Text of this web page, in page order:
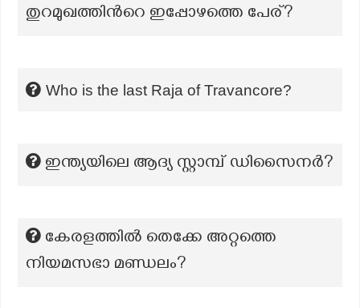
തുറമുഖത്തിന്‍റെ ഇപ്പോഴത്തെ പേര്?
Who is the last Raja of Travancore?
ഇന്ത്യയിലെ ആദ്യ സ്റ്റാമ്പ് ഡിസൈനർ?
കേരളത്തില്‍ തെക്കേ അറ്റത്തെ
നിയമസഭാ മണ്ഡലം?